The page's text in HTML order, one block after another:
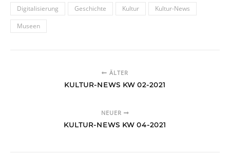
Digitalisierung
Geschichte Kultur
Kultur-News
Museen
ÄLTER
KULTUR-NEWS KW 02-2021
NEUER
KULTUR-NEWS KW 04-2021